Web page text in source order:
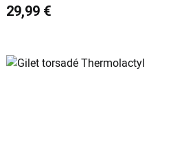
29,99 €